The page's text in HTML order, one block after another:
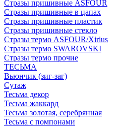
Стразы пришивные ASFOUR
Стразы пришивные в цапах
Стразы пришивные пластик
Стразы пришивные стекло
Стразы термо ASFOUR/Xirius
Стразы термо SWAROVSKI
Стразы термо прочие
ТЕСЬМА
Вьюнчик (зиг-заг)
Сутаж
Тесьма декор
Тесьма жаккард
Тесьма золотая, серебрянная
Тесьма с помпонами